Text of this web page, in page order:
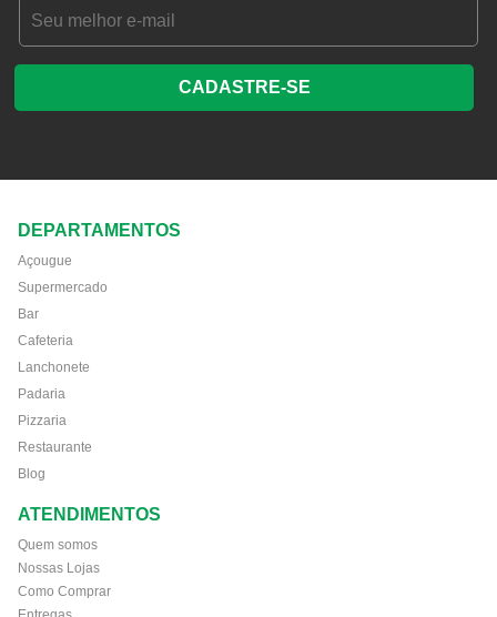
CADASTRE-SE
DEPARTAMENTOS
Açougue
Supermercado
Bar
Cafeteria
Lanchonete
Padaria
Pizzaria
Restaurante
Blog
ATENDIMENTOS
Quem somos
Nossas Lojas
Como Comprar